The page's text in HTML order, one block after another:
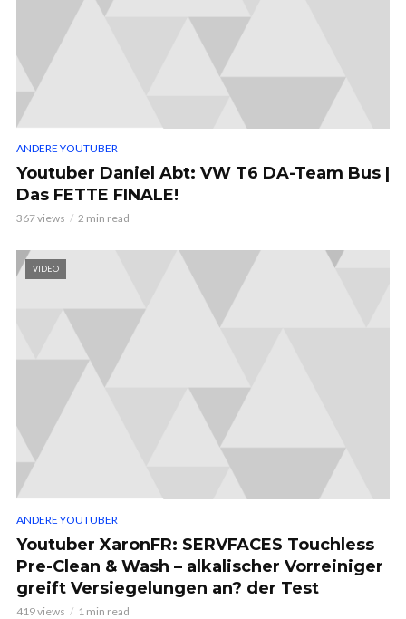
ANDERE YOUTUBER
Youtuber Daniel Abt: VW T6 DA-Team Bus |
Das FETTE FINALE!
367 views 2 min read
VIDEO
ANDERE YOUTUBER
Youtuber XaronFR: SERVFACES Touchless
Pre-Clean & Wash – alkalischer Vorreiniger
greift Versiegelungen an? der Test
419 views 1 min read